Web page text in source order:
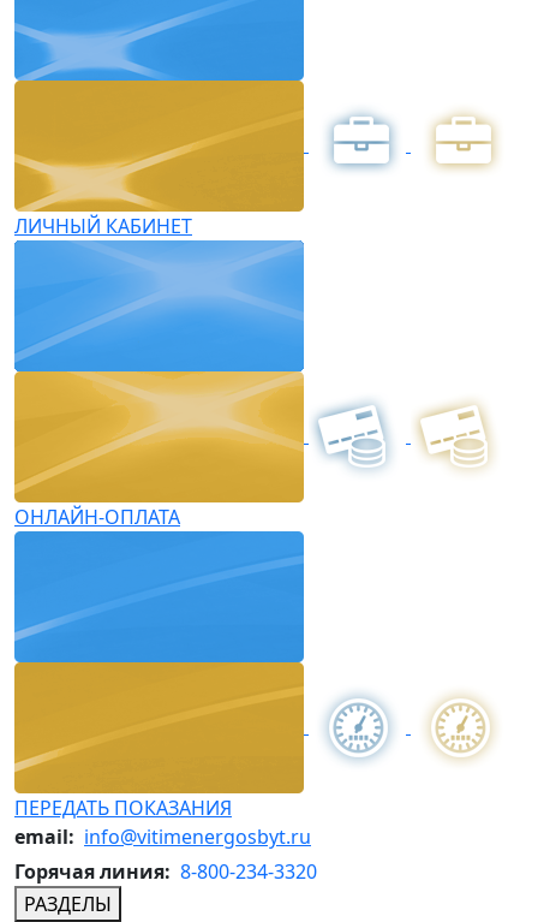
ЛИЧНЫЙ КАБИНЕТ
ОНЛАЙН-ОПЛАТА
ПЕРЕДАТЬ ПОКАЗАНИЯ
email: info@vitimenergosbyt.ru
Горячая линия: 8-800-234-3320
РАЗДЕЛЫ